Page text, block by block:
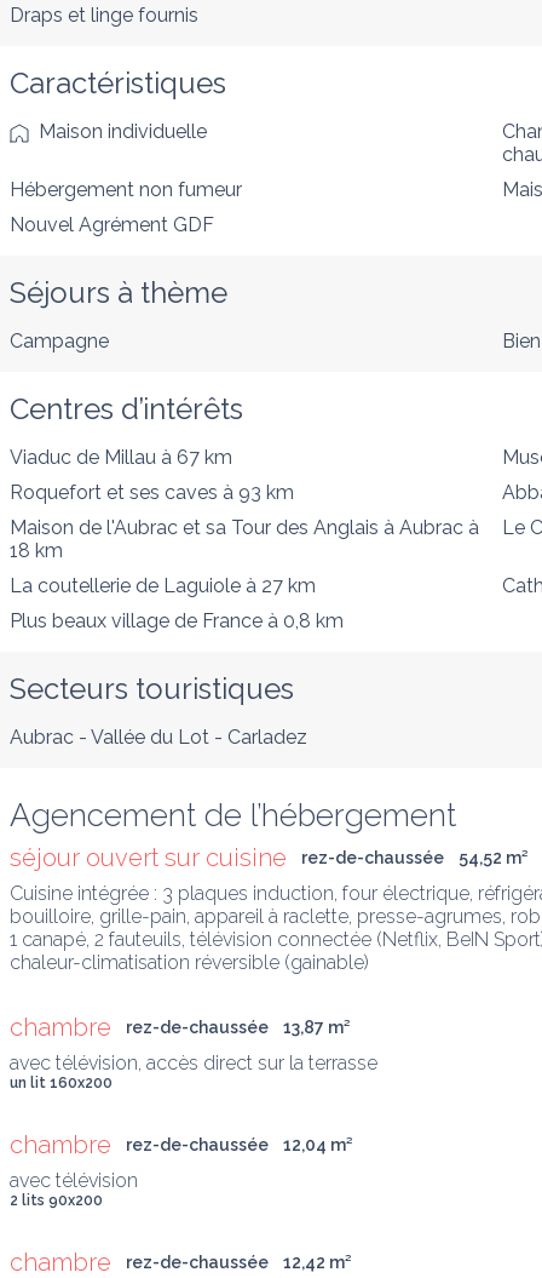
Draps et linge fournis
Caractéristiques
Maison individuelle
Hébergement non fumeur
Nouvel Agrément GDF
Séjours à thème
Campagne
Centres d’intérêts
Viaduc de Millau à 67 km
Roquefort et ses caves à 93 km
Maison de l'Aubrac et sa Tour des Anglais à Aubrac à
18 km
Le
La coutellerie de Laguiole à 27 km
Plus beaux village de France à 0,8 km
Secteurs touristiques
Aubrac - Vallée du Lot - Carladez
Agencement de l’hébergement
séjour ouvert sur cuisine rez-de-chaussée 54,52 m²
Cuisine intégrée : 3 plaques induction, four électrique,
bouilloire, grille-pain, appareil à raclette, presse-agrumes,
1 canapé, 2 fauteuils, télévision connectée (Netflix, BeIN
chaleur-climatisation réversible (gainable)
chambre rez-de-chaussée 13,87 m²
avec télévision, accès direct sur la terrasse
un lit 160x200
chambre rez-de-chaussée 12,04 m²
avec télévision
2 lits 90x200
chambre rez-de-chaussée 12,42 m²